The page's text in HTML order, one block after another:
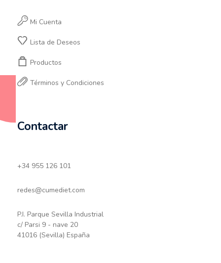
Mi Cuenta
Lista de Deseos
Productos
Términos y Condiciones
Contactar
+34 955 126 101
redes@cumediet.com
P.I. Parque Sevilla Industrial
c/ Parsi 9 - nave 20
41016 (Sevilla) España